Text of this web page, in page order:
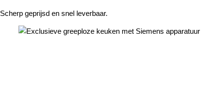
Scherp geprijsd en snel leverbaar.